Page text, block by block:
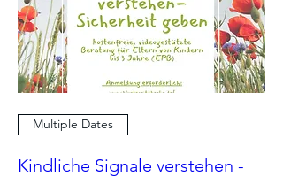
Multiple Dates
Kindliche Signale verstehen -